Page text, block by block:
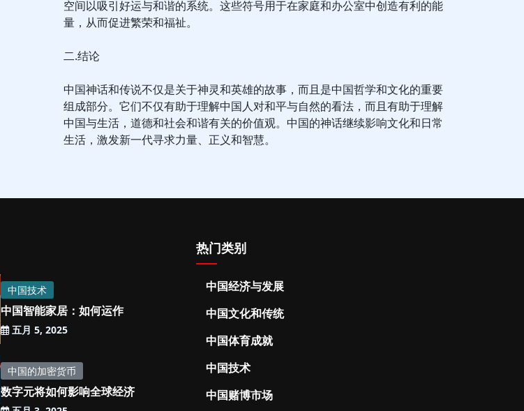
空间以吸引好运与和谐的系统。这些符号用于在家庭和办公室中创造有利的能
量，从而促进繁荣和福祉。
二.结论
中国神话和传说不仅是关于神灵和英雄的故事，而且是中国哲学和文化的重要
组成部分。它们不仅有助于理解中国人对和平与自然的看法，而且有助于理解
中国与生活，道德和社会和谐有关的价值观。中国的神话继续影响文化和日常
生活，激发新一代寻求力量、正义和智慧。
中国技术
中国智能家居：如何运作
五月 5, 2025
中国的加密货币
数字元将如何影响全球经济
热门类别
中国经济与发展
中国文化和传统
中国体育成就
中国技术
中国赌博市场